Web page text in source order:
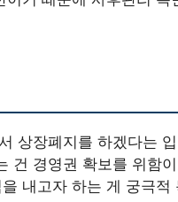
상장폐지를 하겠다는
건 경영권 확보를 위함
내고자 하는 게 궁극적